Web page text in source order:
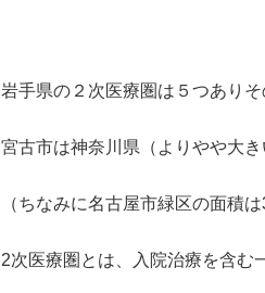
岩手県の２次医療圏は５つあり
宮古市は神奈川県（よりやや大
（ちなみに名古屋市緑区の面積
2次医療圏とは、入院治療を含む